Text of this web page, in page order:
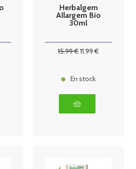
Herbalgem
Allargem Bio
30ml
15.99€11.99 €
En stock